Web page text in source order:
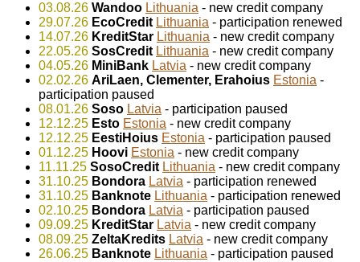
03.08.26 Wandoo Lithuania - new credit company
29.07.26 EcoCredit Lithuania - participation renewed
14.07.26 KreditStar Lithuania - new credit company
22.05.26 SosCredit Lithuania - new credit company
04.05.26 MiniBank Latvia - new credit company
02.02.26 AriLaen, Clementer, Erahoius Estonia -
participation paused
08.01.26 Soso Latvia - participation paused
12.12.25 Esto Estonia - new credit company
12.12.25 EestiHoius Estonia - participation paused
01.12.25 Hoovi Estonia - new credit company
11.11.25 SosoCredit Lithuania - new credit company
31.10.25 Bondora Latvia - participation renewed
31.10.25 Banknote Lithuania - participation renewed
02.10.25 Bondora Latvia - participation paused
09.09.25 KreditStar Latvia - new credit company
08.09.25 ZeltaKredits Latvia - new credit company
26.06.25 Banknote Lithuania - participation paused